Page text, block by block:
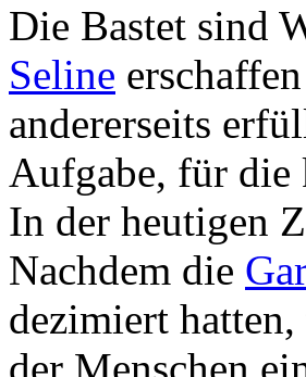
Die Bastet sind
Seline
andererseits
Aufgabe, für die
In der heutigen
Nachdem die
dezimiert
der Menschen